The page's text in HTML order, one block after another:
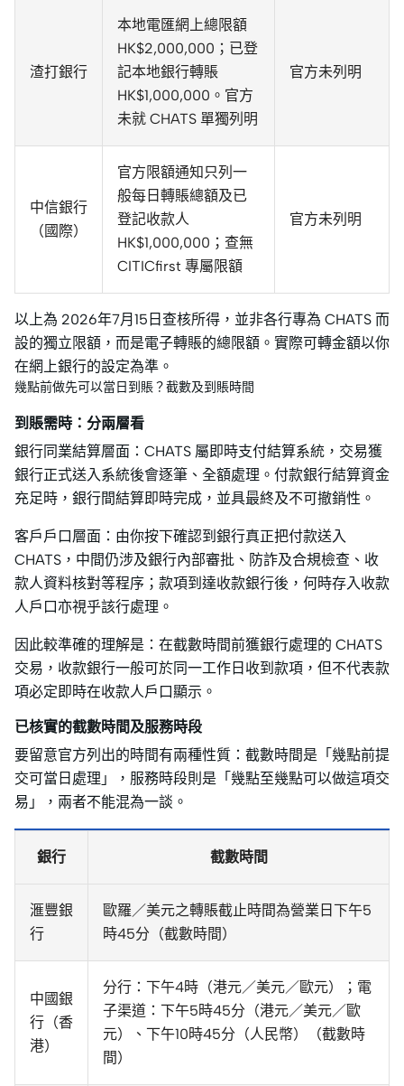
渣打銀行
本地電匯網上總限額
HK$2,000,000；已登
記本地銀行轉賬
HK$1,000,000。官方
未就 CHATS 單獨列明
官方未列明
中信銀行
（國際）
官方限額通知只列一
般每日轉賬總額及已
登記收款人
HK$1,000,000；查無
CITICfirst 專屬限額
官方未列明
以上為 2026年7月15日查核所得，並非各行專為 CHATS 而
設的獨立限額，而是電子轉賬的總限額。實際可轉金額以你
在網上銀行的設定為準。
幾點前做先可以當日到賬？截數及到賬時間
到賬需時：分兩層看
銀行同業結算層面：CHATS 屬即時支付結算系統，交易獲
銀行正式送入系統後會逐筆、全額處理。付款銀行結算資金
充足時，銀行間結算即時完成，並具最終及不可撤銷性。
客戶戶口層面：由你按下確認到銀行真正把付款送入
CHATS，中間仍涉及銀行內部審批、防詐及合規檢查、收
款人資料核對等程序；款項到達收款銀行後，何時存入收款
人戶口亦視乎該行處理。
因此較準確的理解是：在截數時間前獲銀行處理的 CHATS
交易，收款銀行一般可於同一工作日收到款項，但不代表款
項必定即時在收款人戶口顯示。
已核實的截數時間及服務時段
要留意官方列出的時間有兩種性質：截數時間是「幾點前提
交可當日處理」，服務時段則是「幾點至幾點可以做這項交
易」，兩者不能混為一談。
銀行 截數時間
滙豐銀
行
歐羅／美元之轉賬截止時間為營業日下午5
時45分（截數時間）
中國銀
行（香
港）
分行：下午4時（港元／美元／歐元）；電
子渠道：下午5時45分（港元／美元／歐
元）、下午10時45分（人民幣）（截數時
間）